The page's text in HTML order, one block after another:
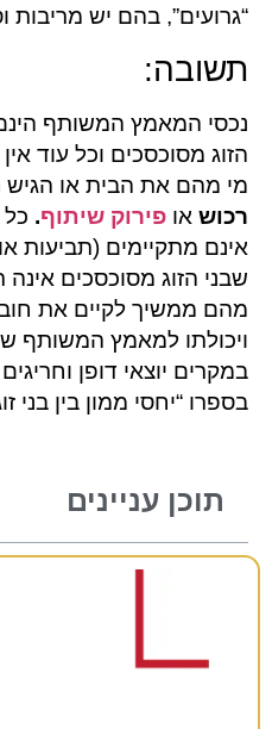
“גרועים”, בהם יש מריבות
תשובה:
נכסי המאמץ המשותף
הזוג מסוכסכים וכל עוד
מי מהם את הבית או הגיש
רכוש או פירוק שיתוף. כל
אינם מתקיימים (תביעות
שבני הזוג מסוכסכים
מהם ממשיך לקיים את
ויכולתו למאמץ המשותף
במקרים יוצאי דופן
בספרו “יחסי ממון בין בני
תוכן עניינים